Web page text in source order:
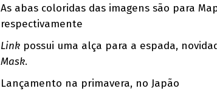
As abas coloridas das imagens são para
respectivamente
Link possui uma alça para a espada,
Mask.
Lançamento na primavera, no Japão